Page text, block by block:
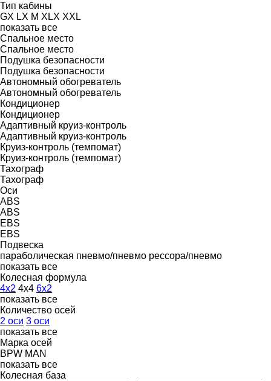
Тип кабины
GX LX M XLX XXL
показать все
Спальное место
Спальное место
Подушка безопасности
Подушка безопасности
Автономный обогреватель
Автономный обогреватель
Кондиционер
Кондиционер
Адаптивный круиз-контроль
Адаптивный круиз-контроль
Круиз-контроль (темпомат)
Круиз-контроль (темпомат)
Тахограф
Тахограф
Оси
ABS
ABS
EBS
EBS
Подвеска
параболическая пневмо/пневмо рессора/пневмо
показать все
Колесная формула
4x2 4x4 6x2
показать все
Количество осей
2 оси 3 оси
показать все
Марка осей
BPW MAN
показать все
Колесная база